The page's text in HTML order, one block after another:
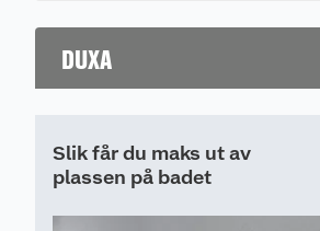
DUXA
Slik får du maks ut av
plassen på badet